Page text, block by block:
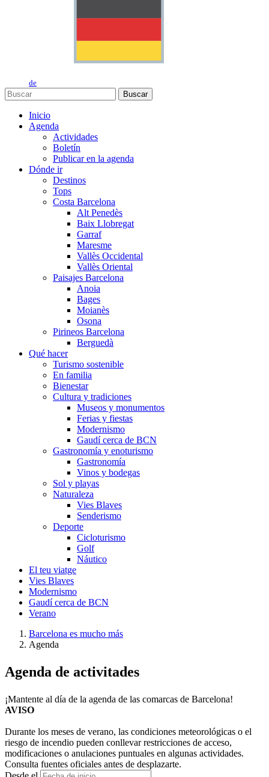
de
Buscar
Inicio
Agenda
Actividades
Boletín
Publicar en la agenda
Dónde ir
Destinos
Tops
Costa Barcelona
Alt Penedès
Baix Llobregat
Garraf
Maresme
Vallès Occidental
Vallès Oriental
Paisajes Barcelona
Anoia
Bages
Moianès
Osona
Pirineos Barcelona
Berguedà
Qué hacer
Turismo sostenible
En familia
Bienestar
Cultura y tradiciones
Museos y monumentos
Ferias y fiestas
Modernismo
Gaudí cerca de BCN
Gastronomía y enoturismo
Gastronomía
Vinos y bodegas
Sol y playas
Naturaleza
Vies Blaves
Senderismo
Deporte
Cicloturismo
Golf
Náutico
El teu viatge
Vies Blaves
Modernismo
Gaudí cerca de BCN
Verano
Barcelona es mucho más
Agenda
Agenda de activitades
¡Mantente al día de la agenda de las comarcas de Barcelona!
AVISO
Durante los meses de verano, las condiciones meteorológicas o el
riesgo de incendio pueden conllevar restricciones de acceso,
modificaciones o anulaciones puntuales en algunas actividades.
Consulta fuentes oficiales antes de desplazarte.